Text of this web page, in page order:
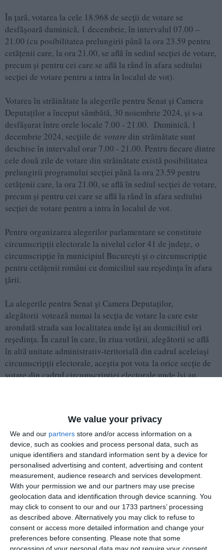
We value your privacy
We and our partners store and/or access information on a
device, such as cookies and process personal data, such as
unique identifiers and standard information sent by a device for
personalised advertising and content, advertising and content
measurement, audience research and services development.
With your permission we and our partners may use precise
geolocation data and identification through device scanning. You
may click to consent to our and our 1733 partners’ processing
as described above. Alternatively you may click to refuse to
consent or access more detailed information and change your
preferences before consenting.
Please note that some
processing of your personal data may not require your consent,
În țară, votarea la cele 18.968 de secții de votare se
desfășoară duminică, 1 decembrie, în intervalul 07.00 –
21.00 (cu posibilitatea prelungirii până la ora 23.59 pentru
cetățenii care, la ora 21.00, se află în sediul secției de votare,
precum și pentru cei care se află la rând în afara sediului
secției de votare pentru a intra în localul de vot).
Votarea în străinătate la alegerile pentru Senat și Camera
Deputaților a început sâmbătă, 30 noiembrie 2024, și s-a
desfășurat între orele locale 7.00 - 21.00. Duminică, 1
decembrie 2024, secțiile de votare din străinătate sunt
deschise în intervalul orar 7.00 - 21.00. Pentru fiecare dintre
cele două zile de votare din străinătate există posibilitatea
prelungirii programului secției până la ora 23.59 pentru
cetățenii care, la ora 21.00, se află în sediul secției de votare,
precum și pentru cei care se află la rând în afara sediului
secției de votare pentru a intra în localul de vot.
Pentru organizarea alegerilor parlamentare se constituie
circumscripții electorale la nivelul celor 41 de județe, o
circumscripție în municipiul București și o circumscripție
pentru cetățenii români cu domiciliul sau reședința în afara
țării.
La alegerile pentru Senat și Camera Deputaților,
alegătorii votează numai la secția de votare la care este
arondată strada sau localitatea unde își au domiciliul ori
reședința. În cazul în care, în ziua votării, alegătorii se află
în altă unitate administrativ-teritorială din cadrul aceleiași
circumscripții electorale, aceștia pot vota la orice secție de
votare din cadrul circumscripției electorale unde își au